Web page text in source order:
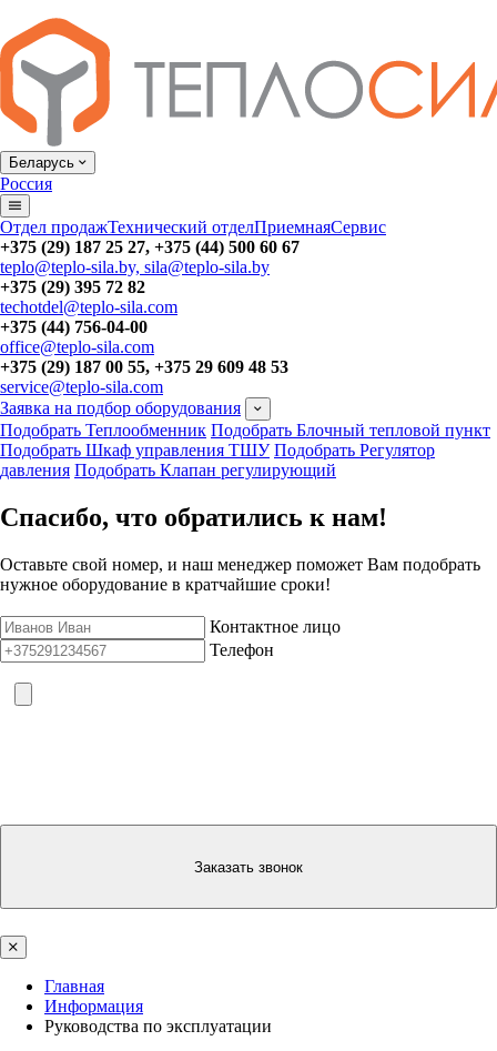
Беларусь
Россия
Отдел продажТехнический отделПриемнаяСервис
+375 (29) 187 25 27, +375 (44) 500 60 67
teplo@teplo-sila.by, sila@teplo-sila.by
+375 (29) 395 72 82
techotdel@teplo-sila.com
+375 (44) 756-04-00
office@teplo-sila.com
+375 (29) 187 00 55, +375 29 609 48 53
service@teplo-sila.com
Заявка на подбор оборудования
Подобрать Теплообменник Подобрать Блочный тепловой пункт
Подобрать Шкаф управления ТШУ Подобрать Регулятор
давления Подобрать Клапан регулирующий
Спасибо, что обратились к нам!
Оставьте свой номер, и наш менеджер поможет Вам подобрать
нужное оборудование в кратчайшие сроки!
Контактное лицо
Телефон
Заказать звонок
Главная
Информация
Руководства по эксплуатации